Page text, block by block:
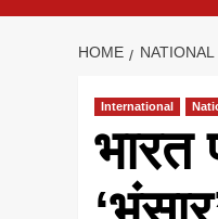
HOME NATIONAL
International
भारत